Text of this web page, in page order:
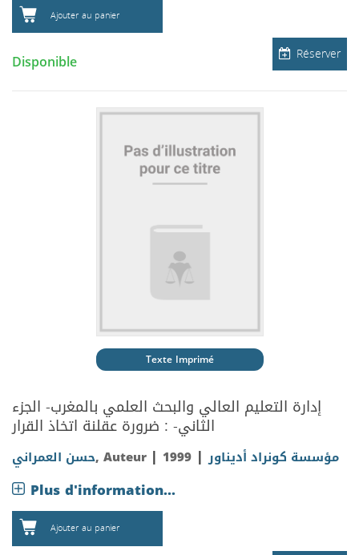
Ajouter au panier
Réserver
Disponible
Texte Imprimé
إدارة التعليم العالي والبحث العلمي بالمغرب- الجزء
الثاني- : ضرورة عقلنة اتخاذ القرار
حسن العمراني, Auteur | مؤسسة كونراد أديناور|
1999
Plus d'information...
Ajouter au panier